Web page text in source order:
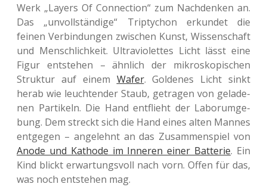
Werk „Layers Of Con­nec­tion“ zum Nach­den­ken an.
Das „unvoll­stän­di­ge“ Tri­pty­chon erkun­det die
feinen Ver­bin­dun­gen zwi­schen Kunst, Wis­sen­schaft
und Mensch­lich­keit. Ultra­vio­let­tes Licht lässt eine
Figur ent­ste­hen – ähn­lich der mikro­sko­pi­schen
Struk­tur auf einem Wafer. Gol­de­nes Licht sinkt
herab wie leuch­ten­der Staub, getra­gen von gela­de­
nen Par­ti­keln. Die Hand ent­flieht der Labor­um­ge­
bung. Dem streckt sich die Hand eines alten Mannes
ent­ge­gen – ange­lehnt an das Zusam­men­spiel von
Anode und Katho­de im Inne­ren einer Bat­te­rie. Ein
Kind blickt erwar­tungs­voll nach vorn. Offen für das,
was noch ent­ste­hen mag.